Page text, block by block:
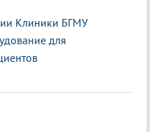
Клиники БГМУ
для